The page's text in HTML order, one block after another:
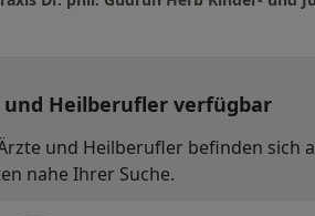
und Heilberufler verfügbar
und Heilberufler befinden sich
nahe Ihrer Suche.